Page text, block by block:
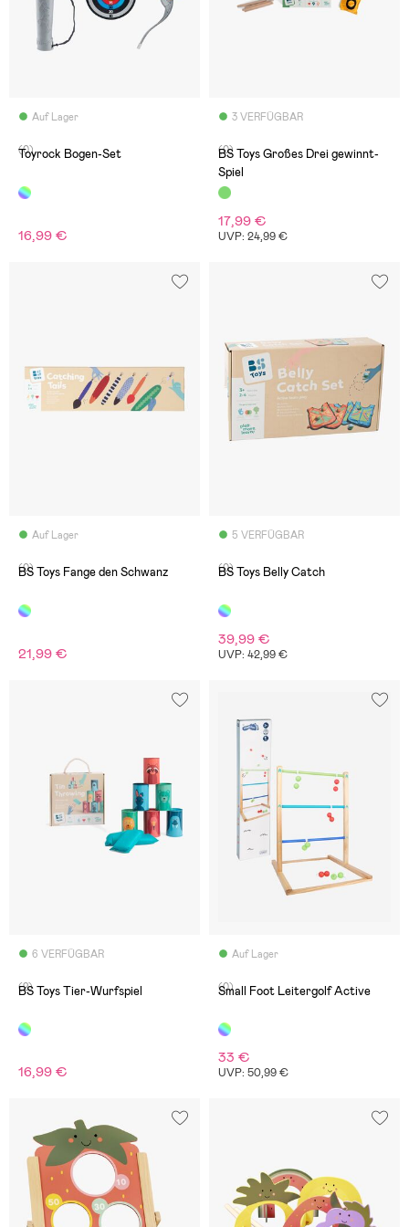
Auf Lager
(0)
Toyrock Bogen-Set
16,99 €
3 VERFÜGBAR
(0)
BS Toys Großes Drei gewinnt-
Spiel
17,99 €
UVP: 24,99 €
Auf Lager
(0)
BS Toys Fange den Schwanz
21,99 €
5 VERFÜGBAR
(0)
BS Toys Belly Catch
39,99 €
UVP: 42,99 €
6 VERFÜGBAR
(2)
BS Toys Tier-Wurfspiel
16,99 €
Auf Lager
(0)
Small Foot Leitergolf Active
33 €
UVP: 50,99 €